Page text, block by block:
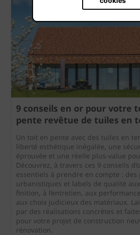
9 conseils en or pour votre
pente revêtue de tuiles en
Un toit en pente avec des tuiles en
liberté esthétique inégalée, une
éprouvée et une réelle plus-value
Découvrez, à travers ces 9 conseils
essentiels à prendre en compte :
urbanistiques et labels de qualité
finition, à l’entretien, aux
aux choix judicieux des matériaux.
par des réalisations concrètes et
pour votre projet de construction
rénovation.